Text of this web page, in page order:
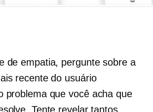
de empatia, pergunte sobre a
recente do usuário
problema que você acha que
Tente revelar tantos